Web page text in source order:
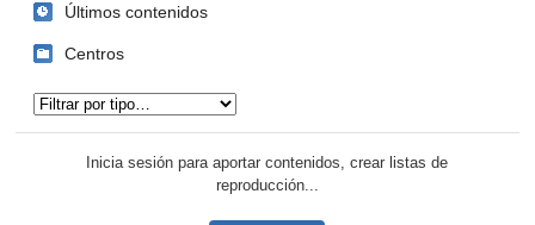
Últimos contenidos
Centros
Inicia sesión para aportar contenidos, crear listas de
reproducción...